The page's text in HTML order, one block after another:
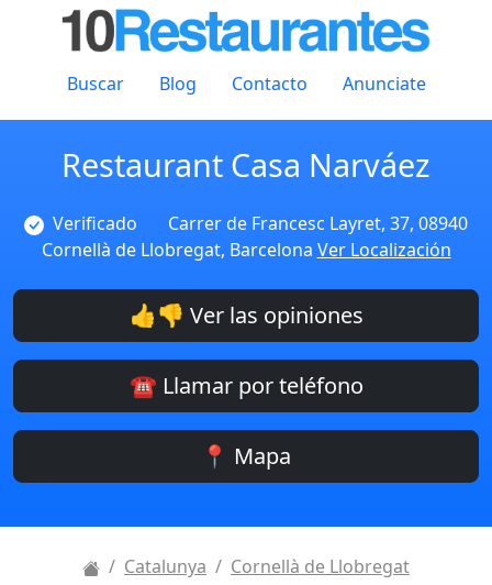
Buscar Blog Contacto Anunciate
Restaurant Casa Narváez
Verificado
Carrer de Francesc Layret, 37, 08940
Cornellà de Llobregat, Barcelona Ver Localización
👍👎 Ver las opiniones
☎️ Llamar por teléfono
📍 Mapa
Catalunya
Cornellà de Llobregat